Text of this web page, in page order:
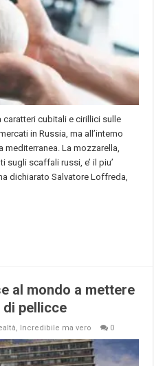
cubitali e cirillici sulle
in Russia, ma all’interno
mediterranea. La mozzarella,
scaffali russi, e’ il piu’
dichiarato Salvatore Loffreda,
al mondo a mettere
di pellicce
, Incredibile ma vero 0